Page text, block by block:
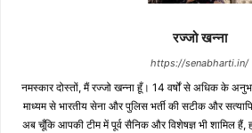
रज्जो खन्ना
https://senabharti.in/
नमस्कार दोस्तों, मैं रज्जो खन्ना हूँ। 14 वर्षों से अधिक के
माध्यम से भारतीय सेना और पुलिस भर्ती की सटीक और
अब चूँकि आपकी टीम में पूर्व सैनिक और विशेषज्ञ भी शामिल हैं,